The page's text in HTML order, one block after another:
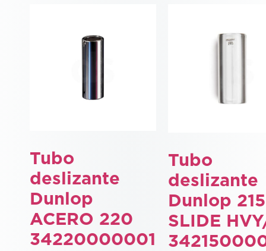
Tubo
deslizante
Dunlop
ACERO 220
34220000001
Tubo
deslizante
Dunlop 215
SLIDE